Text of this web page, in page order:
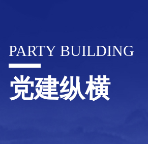
PARTY BUILDING
党建纵横